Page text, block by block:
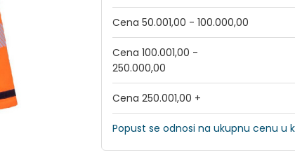
Cena 50.001,00 - 100.000,00
Cena 100.001,00 -
250.000,00
Cena 250.001,00 +
Popust se odnosi na ukupnu cenu u